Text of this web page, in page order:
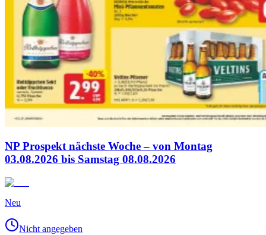
NP Prospekt nächste Woche – von Montag
03.08.2026 bis Samstag 08.08.2026
Neu
Nicht angegeben